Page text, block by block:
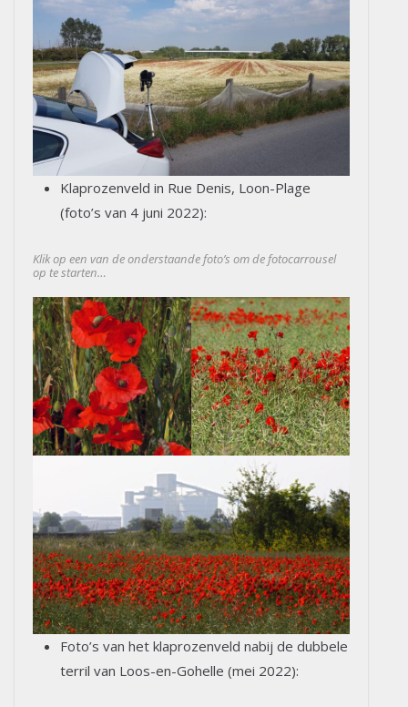
Klaprozenveld in Rue Denis, Loon-Plage
(foto’s van 4 juni 2022):
Klik op een van de onderstaande foto’s om de fotocarrousel
op te starten…
Foto’s van het klaprozenveld nabij de dubbele
terril van Loos-en-Gohelle (mei 2022):